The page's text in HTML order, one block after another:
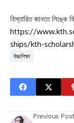
বিস্তারিত জানতে
https://
ships/kth-
উচ্চশিক্ষা
Previous